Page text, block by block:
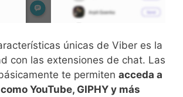
únicas de Viber es la
con las extensiones de chat. Las
te permiten acceda a
YouTube, GIPHY y más